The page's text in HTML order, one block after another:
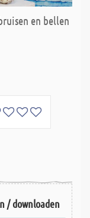
en bellen
/ downloaden